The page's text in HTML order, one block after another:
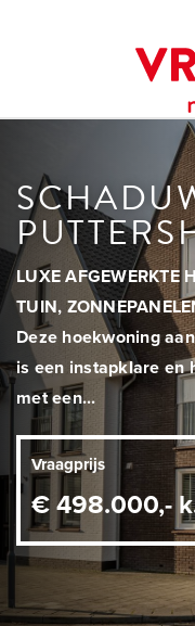
LUXE AFGEWERKTE
TUIN,
Deze hoekwoning
is een instapklare en
met een...
Vraagprijs
€ 498.000,-